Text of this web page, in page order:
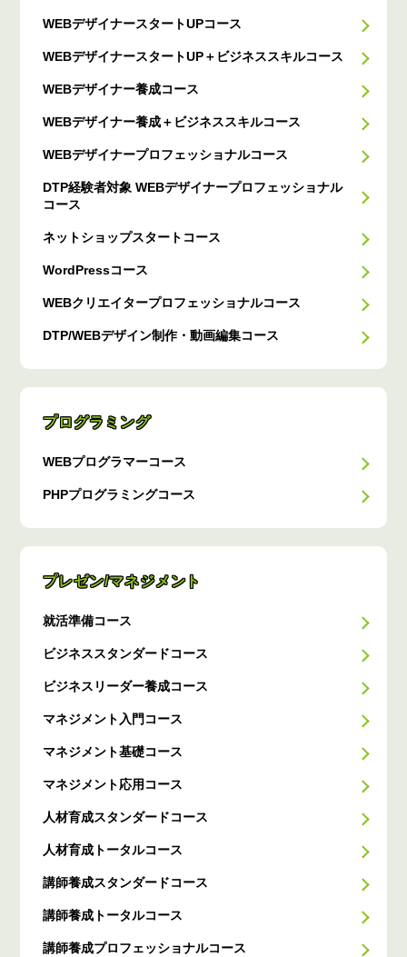
WEBデザイナースタートUPコース
WEBデザイナースタートUP＋ビジネススキルコース
WEBデザイナー養成コース
WEBデザイナー養成＋ビジネススキルコース
WEBデザイナープロフェッショナルコース
DTP経験者対象 WEBデザイナープロフェッショナル
コース
ネットショップスタートコース
WordPressコース
WEBクリエイタープロフェッショナルコース
DTP/WEBデザイン制作・動画編集コース
プログラミング
WEBプログラマーコース
PHPプログラミングコース
プレゼン/マネジメント
就活準備コース
ビジネススタンダードコース
ビジネスリーダー養成コース
マネジメント入門コース
マネジメント基礎コース
マネジメント応用コース
人材育成スタンダードコース
人材育成トータルコース
講師養成スタンダードコース
講師養成トータルコース
講師養成プロフェッショナルコース